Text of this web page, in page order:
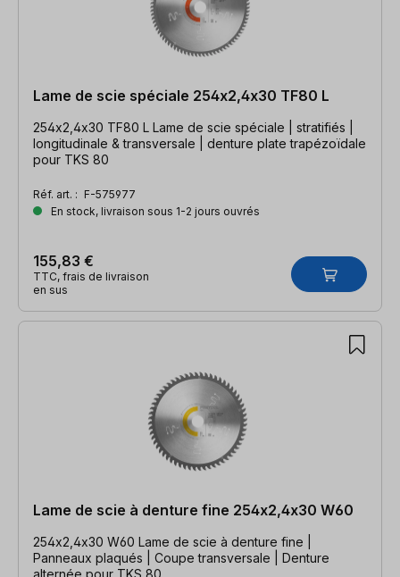
Lame de scie spéciale 254x2,4x30 TF80 L
254x2,4x30 TF80 L Lame de scie spéciale | stratifiés |
longitudinale & transversale | denture plate trapézoïdale
pour TKS 80
Réf. art. : F-575977
En stock, livraison sous 1-2 jours ouvrés
155,83 €
TTC, frais de livraison
en sus
Lame de scie à denture fine 254x2,4x30 W60
254x2,4x30 W60 Lame de scie à denture fine |
Panneaux plaqués | Coupe transversale | Denture
alternée pour TKS 80